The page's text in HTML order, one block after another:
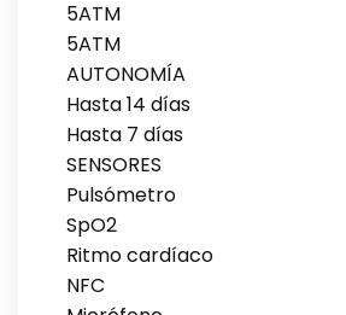
5ATM
5ATM
AUTONOMÍA
Hasta 14 días
Hasta 7 días
SENSORES
Pulsómetro
SpO2
Ritmo cardíaco
NFC